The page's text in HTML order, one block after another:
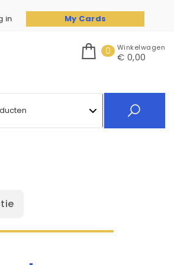
in My Cards
0 Winkelwagen
€ 0,00